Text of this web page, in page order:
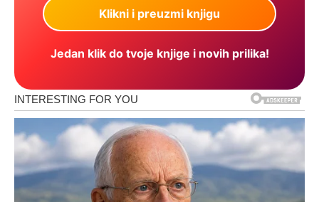
Jedan klik do tvoje knjige i novih prilika!